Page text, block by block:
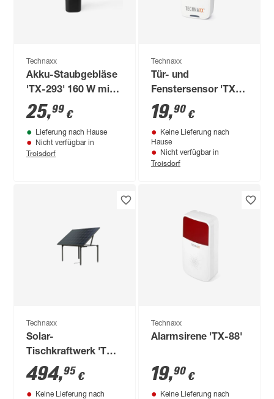
Technaxx
Akku-Staubgebläse
'TX-293' 160 W mit
Saugfunktion
25,99 €
Lieferung nach Hause
Nicht verfügbar in
Troisdorf
Technaxx
Tür- und
Fenstersensor 'TX-
86'
19,90 €
Keine Lieferung nach
Hause
Nicht verfügbar in
Troisdorf
Technaxx
Solar-
Tischkraftwerk 'TX-
250' 400 W
494,95 €
Keine Lieferung nach
Technaxx
Alarmsirene 'TX-88'
19,90 €
Keine Lieferung nach